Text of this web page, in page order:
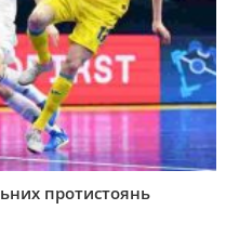
протистоянь